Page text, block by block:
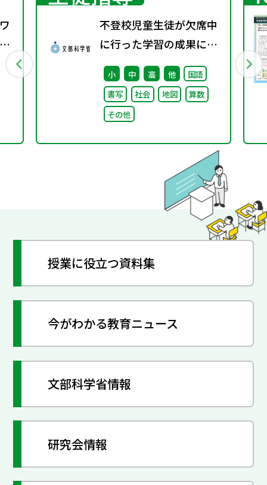
不登校児童生徒が欠席中
に行った学習の成果に係
る成績評価について（通
知）
小 中 高 他
国語
書写
社会 地図
算数
その他
授業に役立つ資料集
今がわかる教育ニュース
文部科学省情報
研究会情報